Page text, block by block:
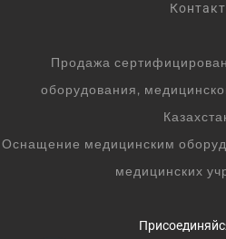
Продажа
оборудования,
Оснащение медицинским
медицинских